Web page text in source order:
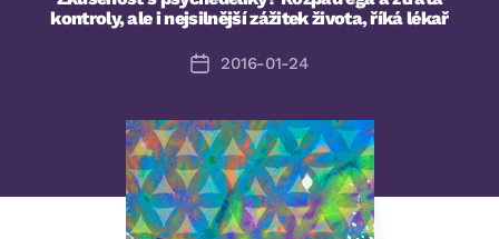
kontroly, ale i nejsilnější zážitek života, říká lékař
Datum
2016-01-24